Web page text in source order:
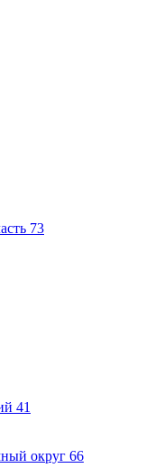
73
41
округ 66